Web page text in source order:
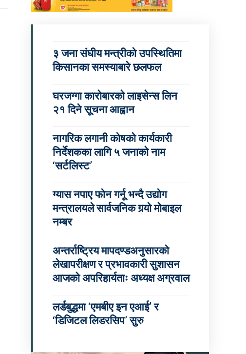
३ जना संघीय मन्त्रीको उपस्थितिमा
किसानका समस्याबारे छलफल
घरजग्गा कारोबारको लाइसेन्स लिन
२१ दिने सूचना आह्वान
नागरिक लगानी कोषको कार्यकारी
निर्देशकका लागि ५ जनाको नाम
‘सर्टलिस्ट’
ग्यास नपाए फोन गर्नू भन्दै उद्योग
मन्त्रालयले सार्वजनिक गर्‍यो मोबाइल
नम्बर
अन्तर्राष्ट्रिय मापदण्डअनुसारको
लेखापरीक्षण र प्रभावकारी सुशासन
आजको अपरिहार्यताः अध्यक्ष अग्रवाल
लर्डबुद्धमा ‘एमबीए इन एआई’ र
‘डिजिटल लिडरसिप’ सुरु